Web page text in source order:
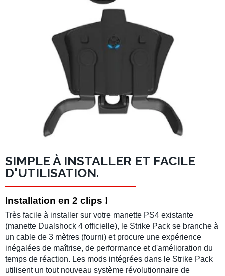
SIMPLE À INSTALLER ET FACILE
D'UTILISATION.
Installation en 2 clips !
Très facile à installer sur votre manette PS4 existante
(manette Dualshock 4 officielle), le Strike Pack se branche à
un cable de 3 mètres (fourni) et procure une expérience
inégalées de maîtrise, de performance et d'amélioration du
temps de réaction. Les mods intégrées dans le Strike Pack
utilisent un tout nouveau système révolutionnaire de